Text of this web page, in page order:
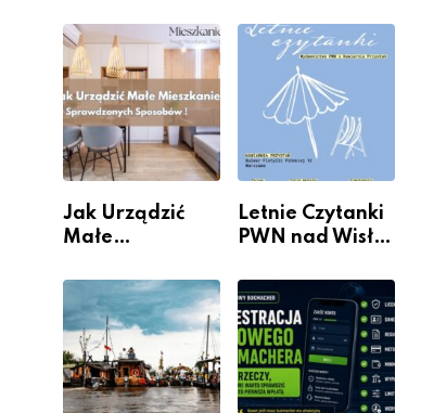
w Galerii XX1
wydarzenia z
dzielnicy
Jak Urządzić
Małe
Sposobów Na
Więcej
Przestrzeni Bez
Kosztownego
Remontu
Letnie Czytanki
PWN nad Wisłą.
książką, kawą i
chwilą dla
siebie